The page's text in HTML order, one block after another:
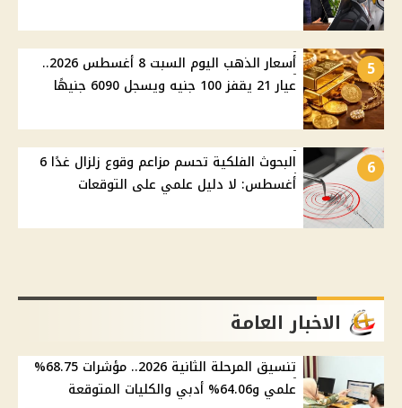
5
أسعار الذهب اليوم السبت 8 أغسطس 2026..
عيار 21 يقفز 100 جنيه ويسجل 6090 جنيهًا
6
البحوث الفلكية تحسم مزاعم وقوع زلزال غدًا 6
أغسطس: لا دليل علمي على التوقعات
الاخبار العامة
تنسيق المرحلة الثانية 2026.. مؤشرات 68.75%
علمي و64.06% أدبي والكليات المتوقعة